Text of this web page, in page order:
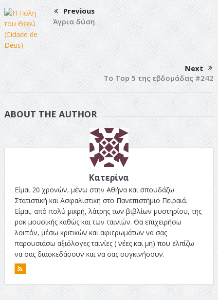
Previous
Άγρια δύση
Next
Το Top 5 της εβδομάδας #242
ABOUT THE AUTHOR
Κατερίνα
Είμαι 20 χρονών, μένω στην Αθήνα και σπουδάζω
Στατιστική και Ασφαλιστική στο Πανεπιστήμιο Πειραιά.
Είμαι, από πολύ μικρή, λάτρης των βιβλίων μυστηρίου, της
ροκ μουσικής καθώς και των ταινιών. Θα επιχειρήσω
λοιπόν, μέσω κριτικών και αφιερωμάτων να σας
παρουσιάσω αξιόλογες ταινίες ( νέες και μη) που ελπίζω
να σας διασκεδάσουν και να σας συγκινήσουν.